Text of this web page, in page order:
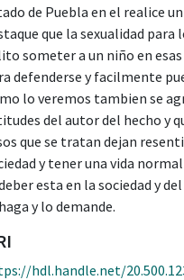
de Puebla en el realice
que la sexualidad
someter a un niño en
defenderse y facilmente
lo veremos tambien se
del autor del hecho y
que se tratan dejan
y tener una vida
esta en la sociedad y
y lo demande.
hdl.handle.net/